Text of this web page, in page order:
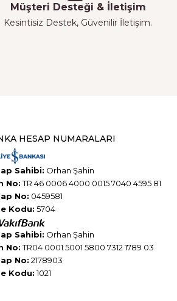
Müşteri Desteği & İletişim
Kesintisiz Destek, Güvenilir İletişim.
HESAP NUMARALARI
Sahibi: Orhan Şahin
No:TR 46 0006 4000 0015 7040 4595 81
No: 0459581
Kodu: 5704
Sahibi: Orhan Şahin
No:TR04 0001 5001 5800 7312 1789 03
No: 2178903
Kodu:1021